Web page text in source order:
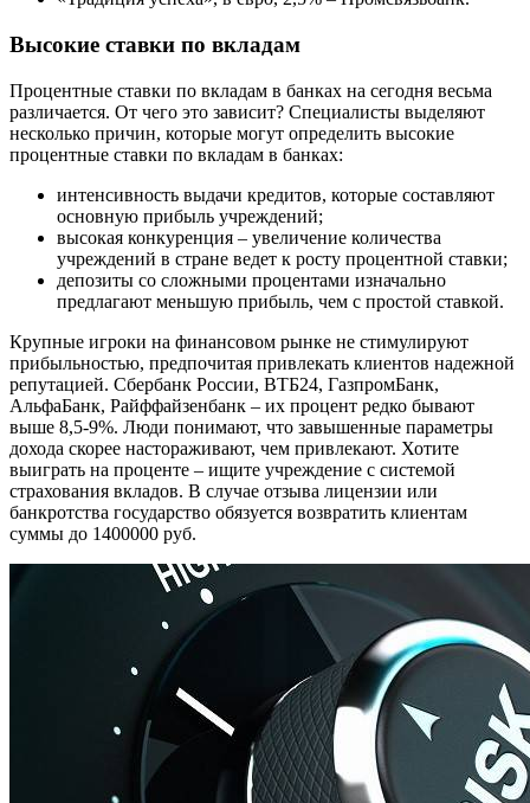
Высокие ставки по вкладам
Процентные ставки по вкладам в банках на сегодня весьма
различается. От чего это зависит? Специалисты выделяют
несколько причин, которые могут определить высокие
процентные ставки по вкладам в банках:
интенсивность выдачи кредитов, которые составляют
основную прибыль учреждений;
высокая конкуренция – увеличение количества
учреждений в стране ведет к росту процентной ставки;
депозиты со сложными процентами изначально
предлагают меньшую прибыль, чем с простой ставкой.
Крупные игроки на финансовом рынке не стимулируют
прибыльностью, предпочитая привлекать клиентов надежной
репутацией. Сбербанк России, ВТБ24, ГазпромБанк,
АльфаБанк, Райффайзенбанк – их процент редко бывают
выше 8,5-9%. Люди понимают, что завышенные параметры
дохода скорее настораживают, чем привлекают. Хотите
выиграть на проценте – ищите учреждение с системой
страхования вкладов. В случае отзыва лицензии или
банкротства государство обязуется возвратить клиентам
суммы до 1400000 руб.